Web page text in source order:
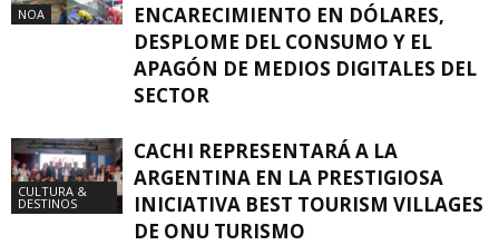
NOA
ENCARECIMIENTO EN DÓLARES,
DESPLOME DEL CONSUMO Y EL
APAGÓN DE MEDIOS DIGITALES DEL
SECTOR
CULTURA &
DESTINOS
CACHI REPRESENTARÁ A LA
ARGENTINA EN LA PRESTIGIOSA
INICIATIVA BEST TOURISM VILLAGES
DE ONU TURISMO